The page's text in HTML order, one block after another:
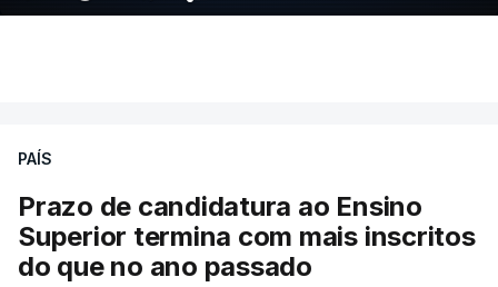
PAÍS
Prazo de candidatura ao Ensino
Superior termina com mais inscritos
do que no ano passado